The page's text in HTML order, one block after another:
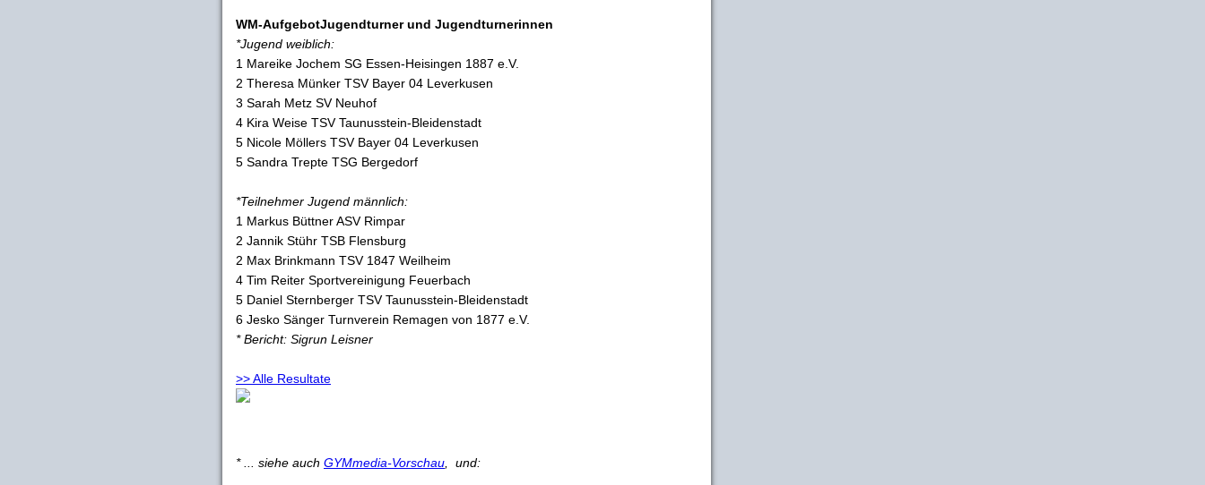
WM-AufgebotJugendturner und Jugendturnerinnen
*Jugend weiblich:
1 Mareike Jochem SG Essen-Heisingen 1887 e.V.
2 Theresa Münker TSV Bayer 04 Leverkusen
3 Sarah Metz SV Neuhof
4 Kira Weise TSV Taunusstein-Bleidenstadt
5 Nicole Möllers TSV Bayer 04 Leverkusen
5 Sandra Trepte TSG Bergedorf
*Teilnehmer Jugend männlich:
1 Markus Büttner ASV Rimpar
2 Jannik Stühr TSB Flensburg
2 Max Brinkmann TSV 1847 Weilheim
4 Tim Reiter Sportvereinigung Feuerbach
5 Daniel Sternberger TSV Taunusstein-Bleidenstadt
6 Jesko Sänger Turnverein Remagen von 1877 e.V.
* Bericht: Sigrun Leisner
>> Alle Resultate
* ... siehe auch GYMmedia-Vorschau , und: